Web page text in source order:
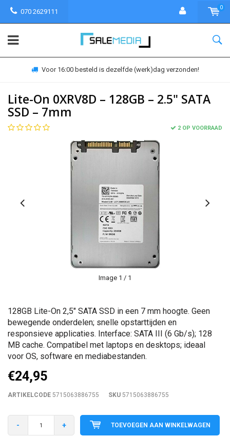
070 2629111
0
Voor 16:00 besteld is dezelfde (werk)dag verzonden!
Lite-On 0XRV8D – 128GB – 2.5" SATA
SSD – 7mm
2 OP VOORRAAD
Image 1 / 1
128GB Lite-On 2,5" SATA SSD in een 7 mm hoogte. Geen
bewegende onderdelen; snelle opstarttijden en
responsieve applicaties. Interface: SATA III (6 Gb/s); 128
MB cache. Compatibel met laptops en desktops; ideaal
voor OS, software en mediabestanden.
€24,95
ARTIKELCODE 5715063886755 SKU 5715063886755
- + TOEVOEGEN AAN WINKELWAGEN